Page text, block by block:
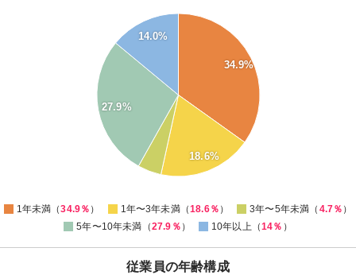
34.9%
18.6%
27.9%
14.0%
1年未満（34.9％ ） 1年〜3年未満（18.6％ ） 3年〜5年未満（ 4.7％ ）
5年〜10年未満（27.9％ ） 10年以上（14％ ）
従業員の年齢構成